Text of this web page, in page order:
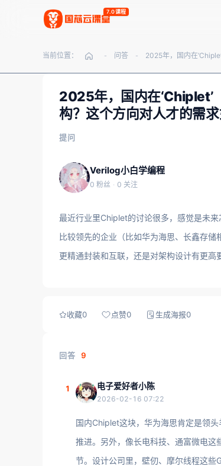
7.0课程
当前位置： - 问答 -
2025年，国内在‘Chiplet’
构？这个方向对人才的需求
提问
Verilog小白学编程
0 粉丝 · 0 关注
最近行业里Chiplet的讨论很多，感觉是未
比较领先的企业（比如华为海思、长鑫存
更精通封装和互联，还是对架构设计有更高
收藏0 点赞0 生成海报0
回答 9
1 电子爱好者小陈
2026-02-16 07:22
国内Chiplet这块，华为海思肯定是领
推进。另外，像长电科技、通富微电
节。设计公司里，壁仞、摩尔线程这